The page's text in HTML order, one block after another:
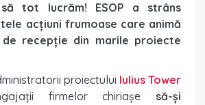
să tot lucrăm! ESOP a strâns
acțiuni frumoase care animă
recepție din marile proiecte
proiectului Iulius Tower
firmelor chiriașe să-și